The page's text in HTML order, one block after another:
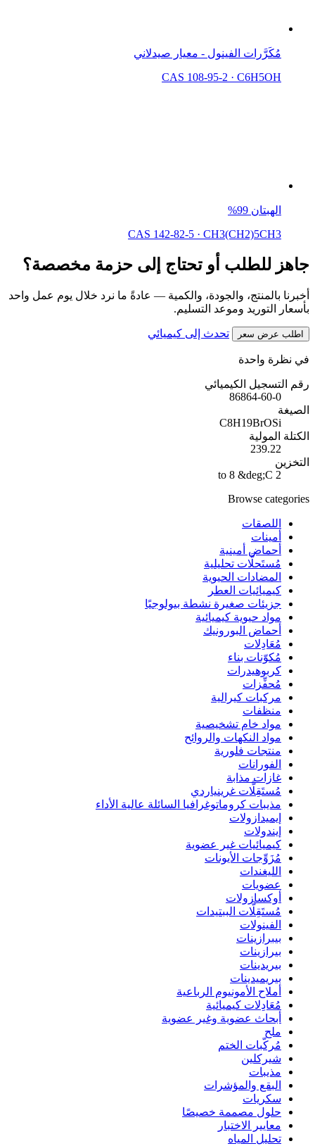
مُكَرَّرات الفينول - معيار صيدلاني
CAS 108-95-2 · C6H5OH
الهبتان 99%
CAS 142-82-5 · CH3(CH2)5CH3
جاهز للطلب أو تحتاج إلى حزمة مخصصة؟
أخبرنا بالمنتج، والجودة، والكمية — عادةً ما نرد خلال يوم عمل واحد
بأسعار التوريد وموعد التسليم.
اطلب عرض سعر تحدث إلى كيميائي
في نظرة واحدة
رقم التسجيل الكيميائي
86864-60-0
الصيغة
C8H19BrOSi
الكتلة المولية
239.22
التخزين
2 to 8 &deg;C
Browse categories
اللصقات
أمينات
أحماض أمينية
مُستَحلَّات تحليلية
المضادات الحيوية
كيميائيات العطر
جزيئات صغيرة نشطة بيولوجيًا
مواد حيوية كيميائية
أحماض البورونيك
مُعَادِلات
مُكوّنات بناء
كربوهيدرات
مُحفِّزات
مركبات كيرالية
منظفات
مواد خام تشخيصية
مواد النكهات والروائح
منتجات فلورية
الفورانات
غازات مذابة
مُستَقِلَّات غرينياردي
مذيبات كروماتوغرافيا السائلة عالية الأداء
إيميدازولات
إيندولات
كيميائيات غير عضوية
مُزَوِّجات الأيونات
الليغندات
عضويات
أوكسازولات
مُستَقِلَّات الببتيدات
الفينولات
بيبرازينات
بيرازينات
بيريدينات
بيريميدينات
أملاح الأمونيوم الرباعية
مُعَادِلات كيميائية
أبحاث عضوية وغير عضوية
ملح
مُركّبات الختم
شيركلين
مذيبات
البقع والمؤشرات
سكريات
حلول مصممة خصيصًا
معايير الاختبار
تحليل المياه